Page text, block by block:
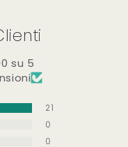
su 5
21
0
0